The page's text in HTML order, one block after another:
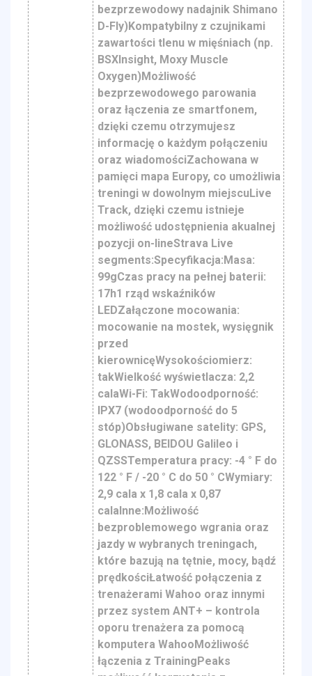
bezprzewodowy nadajnik Shimano
D-Fly)Kompatybilny z czujnikami
zawartości tlenu w mięśniach (np.
BSXInsight, Moxy Muscle
Oxygen)Możliwość
bezprzewodowego parowania
oraz łączenia ze smartfonem,
dzięki czemu otrzymujesz
informację o każdym połączeniu
oraz wiadomościZachowana w
pamięci mapa Europy, co umożliwia
treningi w dowolnym miejscuLive
Track, dzięki czemu istnieje
możliwość udostępnienia akualnej
pozycji on-lineStrava Live
segments:Specyfikacja:Masa:
99gCzas pracy na pełnej baterii:
17h1 rząd wskaźników
LEDZałączone mocowania:
mocowanie na mostek, wysięgnik
przed
kierownicęWysokościomierz:
takWielkość wyświetlacza: 2,2
calaWi-Fi: TakWodoodporność:
IPX7 (wodoodporność do 5
stóp)Obsługiwane satelity: GPS,
GLONASS, BEIDOU Galileo i
QZSSTemperatura pracy: -4 ° F do
122 ° F / -20 ° C do 50 ° CWymiary:
2,9 cala x 1,8 cala x 0,87
calaInne:Możliwość
bezproblemowego wgrania oraz
jazdy w wybranych treningach,
które bazują na tętnie, mocy, bądź
prędkościŁatwość połączenia z
trenażerami Wahoo oraz innymi
przez system ANT+ – kontrola
oporu trenażera za pomocą
komputera WahooMożliwość
łączenia z TrainingPeaks